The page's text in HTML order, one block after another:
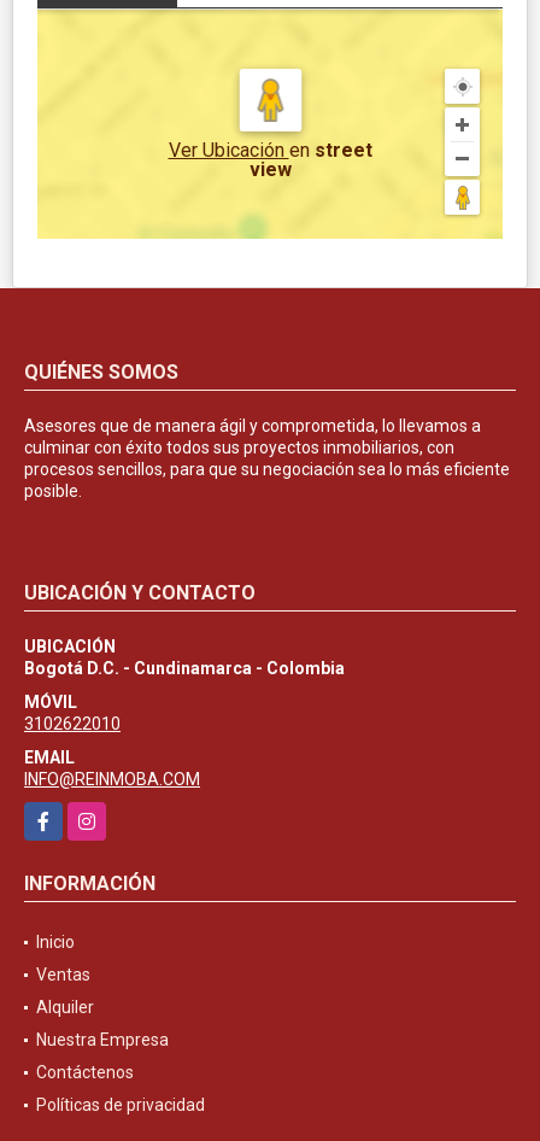
Ver Ubicación en street
view
QUIÉNES SOMOS
Asesores que de manera ágil y comprometida, lo llevamos a
culminar con éxito todos sus proyectos inmobiliarios, con
procesos sencillos, para que su negociación sea lo más eficiente
posible.
UBICACIÓN Y CONTACTO
UBICACIÓN
Bogotá D.C. - Cundinamarca - Colombia
MÓVIL
3102622010
EMAIL
INFO@REINMOBA.COM
FacebookInstagram
INFORMACIÓN
Inicio
Ventas
Alquiler
Nuestra Empresa
Contáctenos
Políticas de privacidad